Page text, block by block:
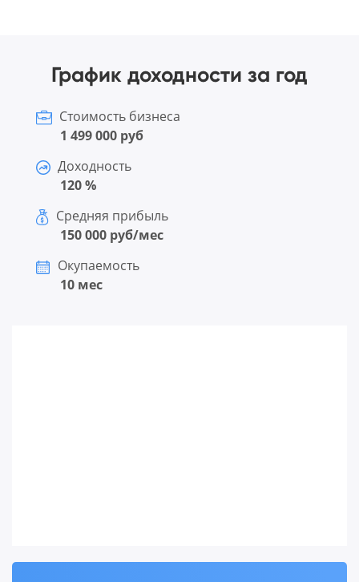
График доходности за год
Стоимость бизнеса
1 499 000 руб
Доходность
120 %
Средняя прибыль
150 000 руб/мес
Окупаемость
10 мес